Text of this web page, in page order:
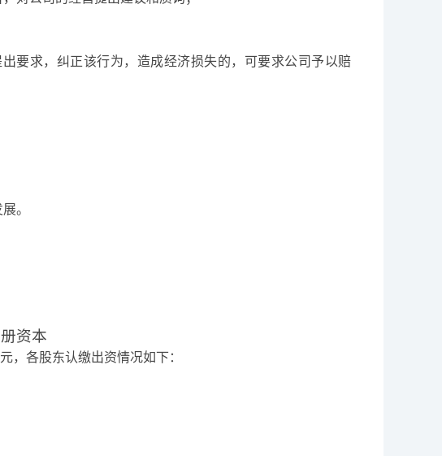
要求，纠正该行为，造成经济损失的，可要求公司予以赔
。
资本
，各股东认缴出资情况如下：